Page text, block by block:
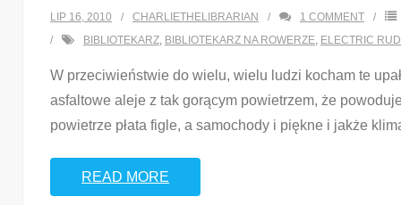
LIP 16, 2010 CHARLIETHELIBRARIAN 1 COMMENT
BIBLIOTEKARZ, BIBLIOTEKARZ NA ROWERZE, ELECTRIC
W przeciwieństwie do wielu, wielu ludzi kocham te
asfaltowe aleje z tak gorącym powietrzem, że
powietrze płata figle, a samochody i piękne i jakże
READ MORE